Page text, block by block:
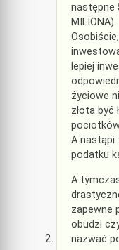
następne
MILIONA).
lepiej
życiowe
złota być
A nastąpi
podatku
A
zapewne
obudzi
nazwać